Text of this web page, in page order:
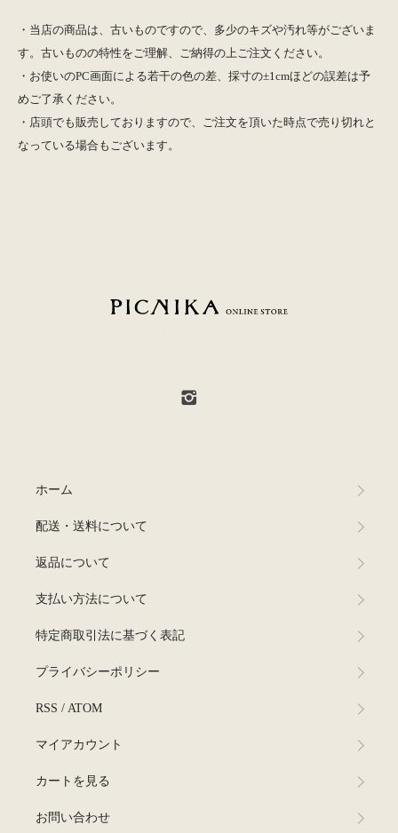
・当店の商品は、古いものですので、多少のキズや汚れ等がございま
す。古いものの特性をご理解、ご納得の上ご注文ください。
・お使いのPC画面による若干の色の差、採寸の±1cmほどの誤差は予
めご了承ください。
・店頭でも販売しておりますので、ご注文を頂いた時点で売り切れと
なっている場合もございます。
ホーム
配送・送料について
返品について
支払い方法について
特定商取引法に基づく表記
プライバシーポリシー
RSS / ATOM
マイアカウント
カートを見る
お問い合わせ